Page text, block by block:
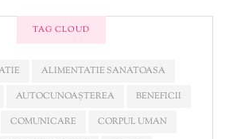
TAG CLOUD
ALIMENTATIE SANATOASA
AUTOCUNOAȘTEREA
BENEFICII
COMUNICARE
CORPUL UMAN